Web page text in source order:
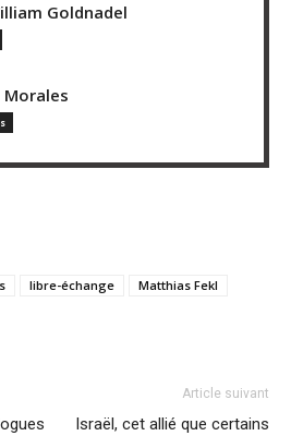
Goldnadel
libre-échange
Matthias Fekl
Article suivant
Israël, cet allié que certains